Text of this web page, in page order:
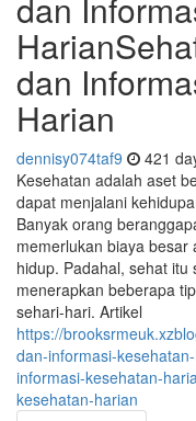
dan
Harian
dennisy074taf9 421
Kesehatan adalah aset
dapat menjalani
Banyak orang
memerlukan biaya
hidup. Padahal, sehat
menerapkan beberapa
sehari-hari. Artikel
https://
dan-informasi-
informasi-kesehatan-
kesehatan-harian